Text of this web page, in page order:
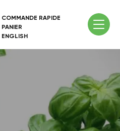
COMMANDE RAPIDE
PANIER
ENGLISH